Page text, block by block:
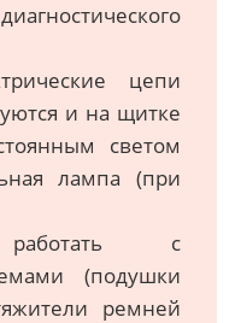
цепи
и на щитке
светом
лампа (при
с
(подушки
ремней